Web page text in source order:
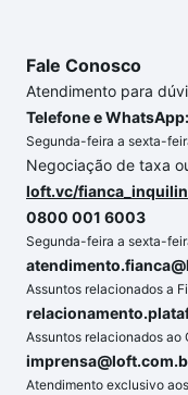
Fale Conosco
Atendimento para
Telefone e
Segunda-feira a sexta-
Negociação de taxa
loft.vc/
0800 001 6003
Segunda-feira a sexta-
Assuntos relacionados a
Assuntos relacionados ao
Atendimento exclusivo